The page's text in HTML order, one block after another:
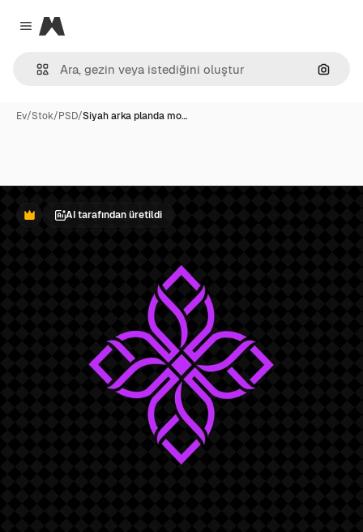
Close menu
Magnific
Ev/Stok/PSD/Siyah arka planda mo…
PremiumAI tarafından üretildi